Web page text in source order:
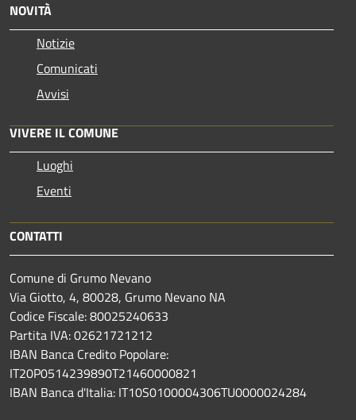
NOVITÀ
Notizie
Comunicati
Avvisi
VIVERE IL COMUNE
Luoghi
Eventi
CONTATTI
Comune di Grumo Nevano
Via Giotto, 4, 80028, Grumo Nevano NA
Codice Fiscale: 80025240633
Partita IVA: 02621721212
IBAN Banca Credito Popolare:
IT20P0514239890T21460000821
IBAN Banca d'Italia: IT10S0100004306TU0000024284